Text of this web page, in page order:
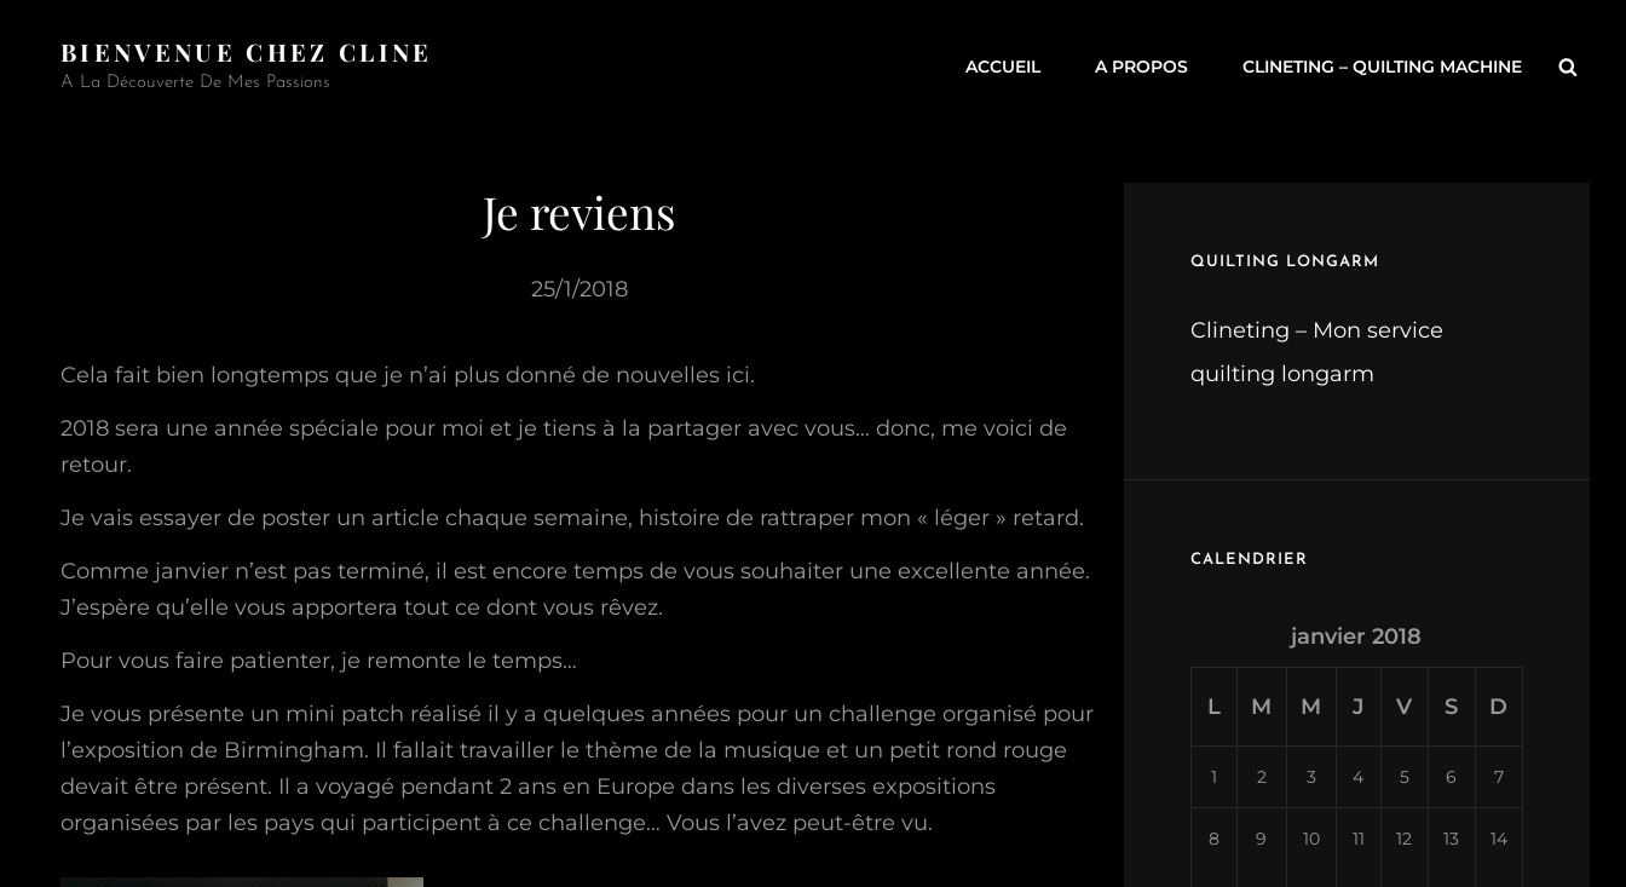
BIENVENUE CHEZ CLINE
A La Découverte De Mes Passions
ACCUEIL A PROPOS CLINETING – QUILTING MACHINE
Je reviens
25/1/2018
Cela fait bien longtemps que je n’ai plus donné de nouvelles ici.
2018 sera une année spéciale pour moi et je tiens à la partager avec vous… donc, me voici de
retour.
Je vais essayer de poster un article chaque semaine, histoire de rattraper mon « léger » retard.
Comme janvier n’est pas terminé, il est encore temps de vous souhaiter une excellente année.
J’espère qu’elle vous apportera tout ce dont vous rêvez.
Pour vous faire patienter, je remonte le temps…
Je vous présente un mini patch réalisé il y a quelques années pour un challenge organisé pour
l’exposition de Birmingham. Il fallait travailler le thème de la musique et un petit rond rouge
devait être présent. Il a voyagé pendant 2 ans en Europe dans les diverses expositions
organisées par les pays qui participent à ce challenge… Vous l’avez peut-être vu.
QUILTING LONGARM
Clineting – Mon service
quilting longarm
CALENDRIER
janvier 2018
L M M J V S D
1 2 3 4 5 6 7
8 9 10 11 12 13 14